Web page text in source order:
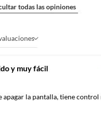
todas las opiniones
y muy fácil
apagar la pantalla, tiene